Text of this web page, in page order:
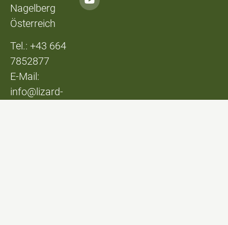
Nagelberg
Österreich
Tel.: +43 664
7852877
E-Mail:
info@lizard-